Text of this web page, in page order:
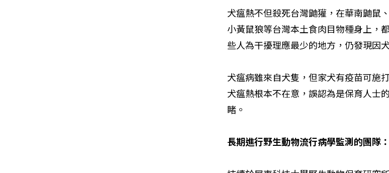
犬瘟熱不但殺死台灣鼬獾，在華南鼬鼠
小黃鼠狼等台灣本土食肉目物種身上，
些人為干擾理應最少的地方，仍發現因
犬瘟病雖來自犬隻，但家犬有疫苗可施
犬瘟熱根本不在意，誤認為是保育人士
睹。
長期進行野生動物流行病學監測的團隊：